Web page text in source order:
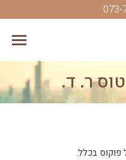
073-
ר. ד.
פוקוס בכלל.